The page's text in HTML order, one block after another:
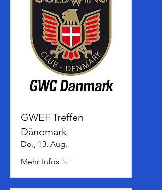
GWEF Treffen
Dänemark
Do., 13. Aug.
Mehr Infos